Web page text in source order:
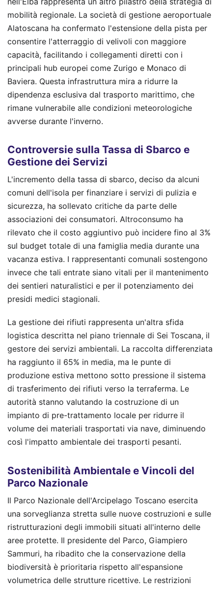
mobilità regionale. La società di gestione aeroportuale
Alatoscana ha confermato l'estensione della pista per
consentire l'atterraggio di velivoli con maggiore
capacità, facilitando i collegamenti diretti con i
principali hub europei come Zurigo e Monaco di
Baviera. Questa infrastruttura mira a ridurre la
dipendenza esclusiva dal trasporto marittimo, che
rimane vulnerabile alle condizioni meteorologiche
avverse durante l'inverno.
Controversie sulla Tassa di Sbarco e
Gestione dei Servizi
L'incremento della tassa di sbarco, deciso da alcuni
comuni dell'isola per finanziare i servizi di pulizia e
sicurezza, ha sollevato critiche da parte delle
associazioni dei consumatori. Altroconsumo ha
rilevato che il costo aggiuntivo può incidere fino al 3%
sul budget totale di una famiglia media durante una
vacanza estiva. I rappresentanti comunali sostengono
invece che tali entrate siano vitali per il mantenimento
dei sentieri naturalistici e per il potenziamento dei
presidi medici stagionali.
La gestione dei rifiuti rappresenta un'altra sfida
logistica descritta nel piano triennale di Sei Toscana, il
gestore dei servizi ambientali. La raccolta differenziata
ha raggiunto il 65% in media, ma le punte di
produzione estiva mettono sotto pressione il sistema
di trasferimento dei rifiuti verso la terraferma. Le
autorità stanno valutando la costruzione di un
impianto di pre-trattamento locale per ridurre il
volume dei materiali trasportati via nave, diminuendo
così l'impatto ambientale dei trasporti pesanti.
Sostenibilità Ambientale e Vincoli del
Parco Nazionale
Il Parco Nazionale dell'Arcipelago Toscano esercita
una sorveglianza stretta sulle nuove costruzioni e sulle
ristrutturazioni degli immobili situati all'interno delle
aree protette. Il presidente del Parco, Giampiero
Sammuri, ha ribadito che la conservazione della
biodiversità è prioritaria rispetto all'espansione
volumetrica delle strutture ricettive. Le restrizioni